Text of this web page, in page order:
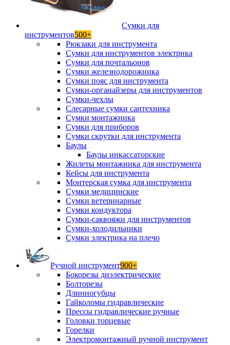
Сумки для
инструментов500+
Рюкзаки для инструмента
Сумки для инструментов электрика
Сумки для почтальонов
Сумки железнодорожника
Сумки пояс для инструмента
Сумки-органайзеры для инструментов
Сумки-чехлы
Слесарные сумки сантехника
Сумки монтажника
Сумки для приборов
Сумки скрутки для инструмента
Баулы
Баулы инкассаторские
Жилеты монтажника для инструмента
Кейсы для инструмента
Монтерская сумка для инструмента
Сумки медицинские
Сумки ветеринарные
Сумки кондуктора
Сумки-саквояжи для инструментов
Сумки-холодильники
Сумки электрика на плечо
Ручной инструмент900+
Бокорезы диэлектрические
Болторезы
Длинногубцы
Гайколомы гидравлические
Прессы гидравлические ручные
Головки торцевые
Горелки
Электромонтажный ручной инструмент